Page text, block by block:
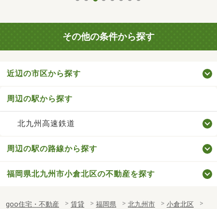
その他の条件から探す
近辺の市区から探す
周辺の駅から探す
北九州高速鉄道
周辺の駅の路線から探す
福岡県北九州市小倉北区の不動産を探す
goo住宅・不動産 賃貸 福岡県 北九州市
小倉北区